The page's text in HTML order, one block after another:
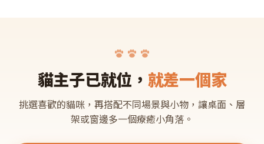
貓主子已就位， 就差一個家
挑選喜歡的貓咪，再搭配不同場景與小物，讓桌面、層
架或窗邊多一個療癒小角落。